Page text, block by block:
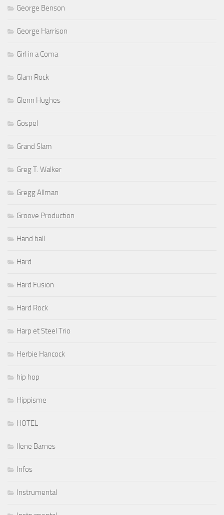
George Benson
George Harrison
Girl in a Coma
Glam Rock
Glenn Hughes
Gospel
Grand Slam
Greg T. Walker
Gregg Allman
Groove Production
Hand ball
Hard
Hard Fusion
Hard Rock
Harp et Steel Trio
Herbie Hancock
hip hop
Hippisme
HOTEL
Ilene Barnes
Infos
Instrumental